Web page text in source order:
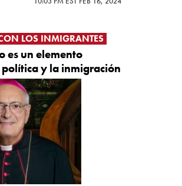
LOS INMIGRANTES
es un elemento
política y la inmigración